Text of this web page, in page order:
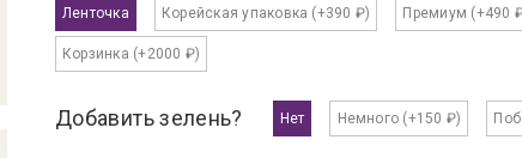
Ленточка Корейская упаковка (+390 ₽) Премиум (+490
Корзинка (+2000 ₽)
Добавить зелень? Нет Немного (+150 ₽)